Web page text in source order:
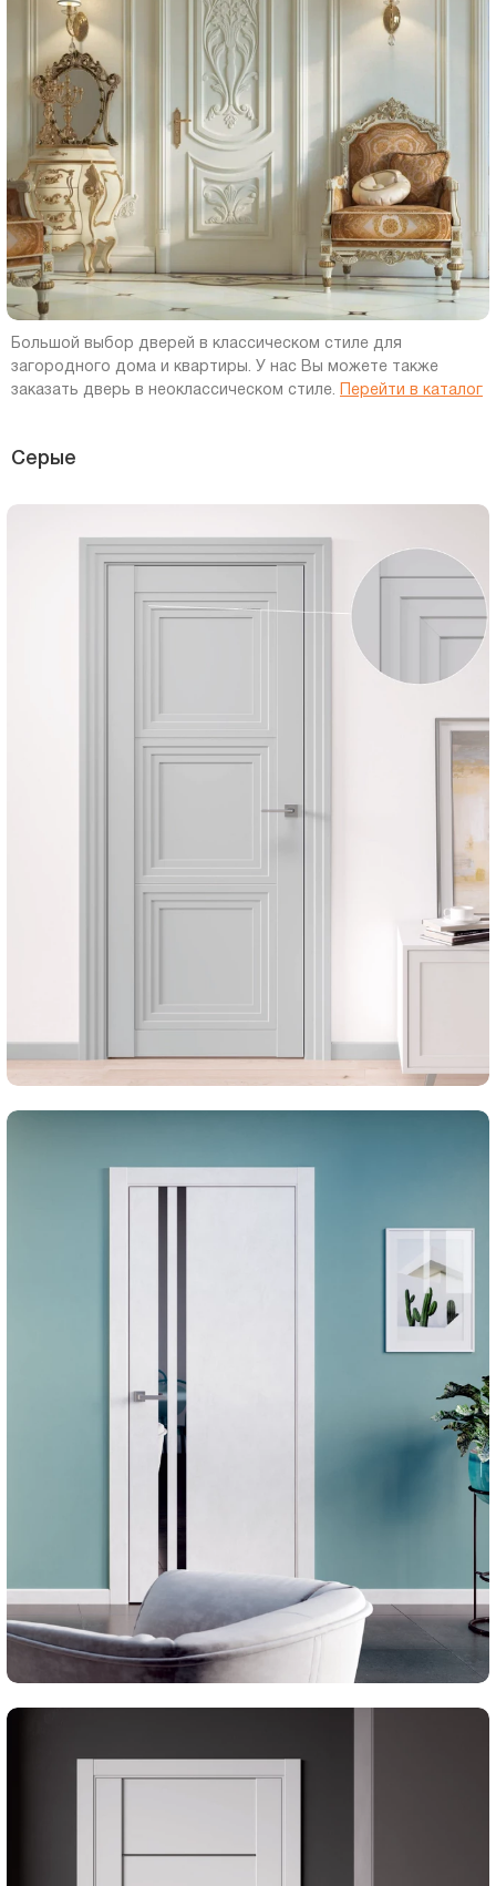
Большой выбор дверей в классическом стиле для
загородного дома и квартиры. У нас Вы можете также
заказать дверь в неоклассическом стиле.
Перейти в каталог
Серые